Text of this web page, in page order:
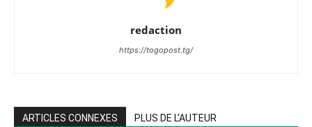
redaction
https://togopost.tg/
ARTICLES CONNEXES PLUS DE L'AUTEUR